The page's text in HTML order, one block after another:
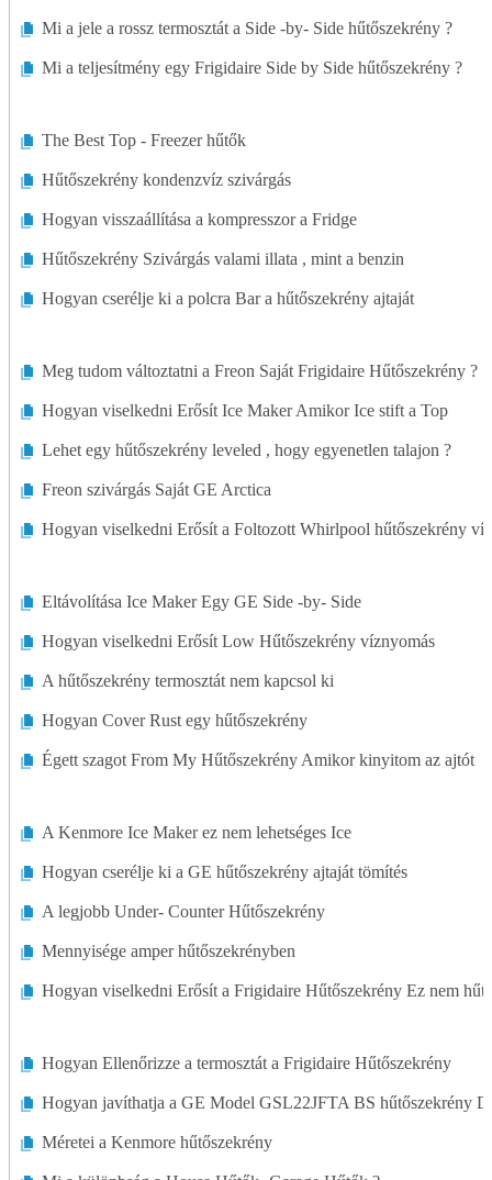
Mi a jele a rossz termosztát a Side -by- Side hűtőszekrény ?
Mi a teljesítmény egy Frigidaire Side by Side hűtőszekrény ?
The Best Top - Freezer hűtők
Hűtőszekrény kondenzvíz szivárgás
Hogyan visszaállítása a kompresszor a Fridge
Hűtőszekrény Szivárgás valami illata , mint a benzin
Hogyan cserélje ki a polcra Bar a hűtőszekrény ajtaját
Meg tudom változtatni a Freon Saját Frigidaire Hűtőszekrény ?
Hogyan viselkedni Erősít Ice Maker Amikor Ice stift a Top
Lehet egy hűtőszekrény leveled , hogy egyenetlen talajon ?
Freon szivárgás Saját GE Arctica
Hogyan viselkedni Erősít a Foltozott Whirlpool hűtőszekrény
Eltávolítása Ice Maker Egy GE Side -by- Side
Hogyan viselkedni Erősít Low Hűtőszekrény víznyomás
A hűtőszekrény termosztát nem kapcsol ki
Hogyan Cover Rust egy hűtőszekrény
Égett szagot From My Hűtőszekrény Amikor kinyitom az ajtót
A Kenmore Ice Maker ez nem lehetséges Ice
Hogyan cserélje ki a GE hűtőszekrény ajtaját tömítés
A legjobb Under- Counter Hűtőszekrény
Mennyisége amper hűtőszekrényben
Hogyan viselkedni Erősít a Frigidaire Hűtőszekrény Ez nem
Hogyan Ellenőrizze a termosztát a Frigidaire Hűtőszekrény
Hogyan javíthatja a GE Model GSL22JFTA BS hűtőszekrény
Méretei a Kenmore hűtőszekrény